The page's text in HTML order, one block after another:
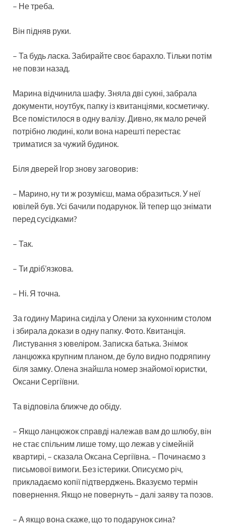
– Не треба.
Він підняв руки.
– Та будь ласка. Забирайте своє барахло. Тільки потім
не повзи назад.
Марина відчинила шафу. Зняла дві сукні, забрала
документи, ноутбук, папку із квитанціями, косметичку.
Все помістилося в одну валізу. Дивно, як мало речей
потрібно людині, коли вона нарешті перестає
триматися за чужий будинок.
Біля дверей Ігор знову заговорив:
– Марино, ну ти ж розумієш, мама образиться. У неї
ювілей був. Усі бачили подарунок. Їй тепер що знімати
перед сусідками?
– Так.
– Ти дріб’язкова.
– Ні. Я точна.
За годину Марина сиділа у Олени за кухонним столом
і збирала докази в одну папку. Фото. Квитанція.
Листування з ювеліром. Записка батька. Знімок
ланцюжка крупним планом, де було видно подряпину
біля замку. Олена знайшла номер знайомої юристки,
Оксани Сергіївни.
Та відповіла ближче до обіду.
– Якщо ланцюжок справді належав вам до шлюбу, він
не стає спільним лише тому, що лежав у сімейній
квартирі, – сказала Оксана Сергіївна. – Починаємо з
письмової вимоги. Без істерики. Описуємо річ,
прикладаємо копії підтверджень. Вказуємо термін
повернення. Якщо не повернуть – далі заяву та позов.
– А якщо вона скаже, що то подарунок сина?